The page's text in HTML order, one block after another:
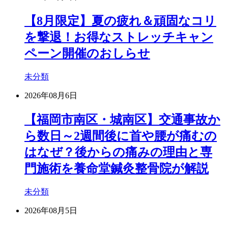
【8月限定】夏の疲れ＆頑固なコリ
を撃退！お得なストレッチキャン
ペーン開催のおしらせ
未分類
2026年08月6日
【福岡市南区・城南区】交通事故か
ら数日～2週間後に首や腰が痛むの
はなぜ？後からの痛みの理由と専
門施術を養命堂鍼灸整骨院が解説
未分類
2026年08月5日